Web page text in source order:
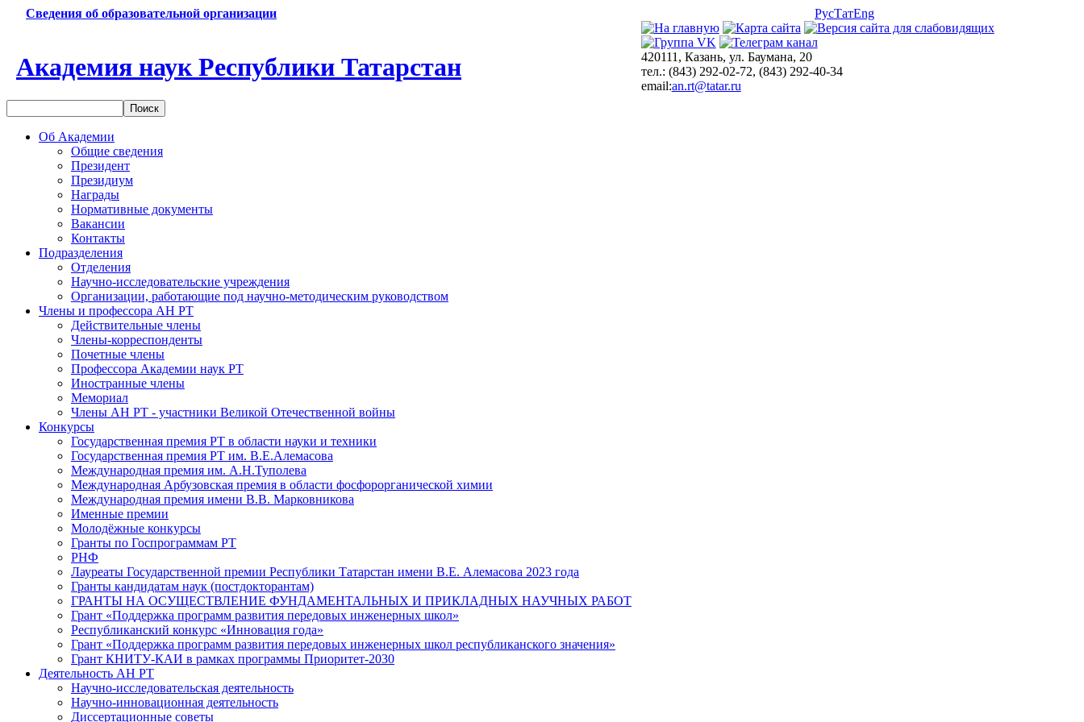
Сведения об образовательной организации РусТатEng
Академия наук Республики Татарстан
420111, Казань, ул. Баумана, 20
тел.: (843) 292-02-72, (843) 292-40-34
email:an.rt@tatar.ru
Об Академии
Общие сведения
Президент
Президиум
Награды
Нормативные документы
Вакансии
Контакты
Подразделения
Отделения
Научно-исследовательские учреждения
Организации, работающие под научно-методическим руководством
Члены и профессора АН РТ
Действительные члены
Члены-корреспонденты
Почетные члены
Профессора Академии наук РТ
Иностранные члены
Мемориал
Члены АН РТ - участники Великой Отечественной войны
Конкурсы
Государственная премия РТ в области науки и техники
Государственная премия РТ им. В.Е.Алемасова
Международная премия им. А.Н.Туполева
Международная Арбузовская премия в области фосфорорганической химии
Международная премия имени В.В. Марковникова
Именные премии
Молодёжные конкурсы
Гранты по Госпрограммам РТ
РНФ
Лауреаты Государственной премии Республики Татарстан имени В.Е. Алемасова 2023 года
Гранты кандидатам наук (постдокторантам)
ГРАНТЫ НА ОСУЩЕСТВЛЕНИЕ ФУНДАМЕНТАЛЬНЫХ И ПРИКЛАДНЫХ НАУЧНЫХ РАБОТ
Грант «Поддержка программ развития передовых инженерных школ»
Республиканский конкурс «Инновация года»
Грант «Поддержка программ развития передовых инженерных школ республиканского значения»
Грант КНИТУ-КАИ в рамках программы Приоритет-2030
Деятельность АН РТ
Научно-исследовательская деятельность
Научно-инновационная деятельность
Диссертационные советы